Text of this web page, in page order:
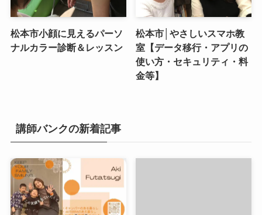
松本市小顔に見えるパーソ
ナルカラー診断＆レッスン
松本市│やさしいスマホ教
室【データ移行・アプリの
使い方・セキュリティ・料
金等】
講師バンクの新着記事